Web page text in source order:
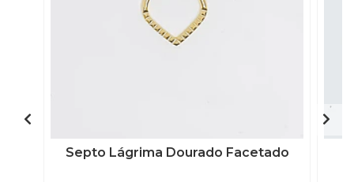
Septo Lágrima Dourado Facetado